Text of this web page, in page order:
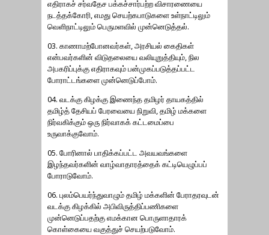
எதிராகச் சர்வதேச பக்கச்சார்பற்ற விசாரணையை
நடத்தக்கோரி, எமது செயற்கபாடுகளை உள்நாட்டிலும்
வெளிநாட்டிலும் பெருமளவில் முன்னெடுத்தல்.
03. காணாமற்போனவர்கள், அரசியல் கைதிகள்
என்பவர்களின் விடுதலையை வலியுறுத்தியும், நில
அபகரிப்புக்கு எதிராகவும் பன்முகப்படுத்தப்பட்ட
போராட்டங்களை முன்னெடுப்போம்.
04. வடக்கு கிழக்கு இணைந்த தமிழர் தாயகத்தில்
தமிழ்த் தேசியப் பேரவையை நிறுவி, தமிழ் மக்களை
நிர்வகிக்கும் ஒரு நிர்வாகக் கட்டமைப்பை
உருவாக்குவோம்.
05. போரினால் பாதிக்கப்பட்ட அவயவங்களை
இழந்தவர்களின் வாழ்வாதாரத்தைக் கட்டியெழுப்பப்
போராடுவோம்.
06. புலம்பெயர்ந்துவாழும் தமிழ் மக்களின் பேராதரவுடன்
வடக்கு கிழக்கில் அபிவிருத்திப்பணிகளை
முன்னெடுப்பதற்கு எமக்கான பொருளாதாரக்
கொள்கையை வகுத்துச் செயற்படுவோம்.